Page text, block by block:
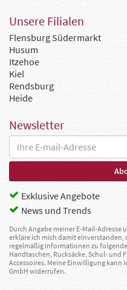
Unsere Filialen
Flensburg Südermarkt
Husum
Itzehoe
Kiel
Rendsburg
Heide
Newsletter
Exklusive Angebote
News und Trends
Durch Angabe meiner E-Mail-
erkläre ich mich damit einverstanden,
regelmäßig Informationen zu
Handtaschen, Rucksäcke, Schul- und
Accessoires. Meine Einwilligung kann
GmbH widerrufen.